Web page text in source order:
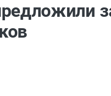
предложили давать скидку